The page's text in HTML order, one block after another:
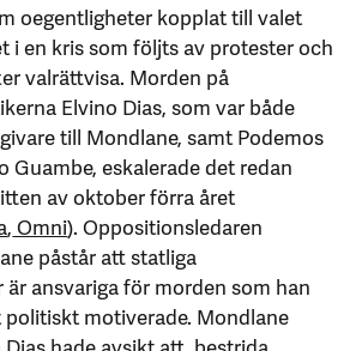
oegentligheter kopplat till valet
i en kris som följts av protester och
valrättvisa. Morden på
Elvino Dias, som var både
till Mondlane, samt Podemos
Guambe, eskalerade det redan
av oktober förra året
, Omni). Oppositionsledaren
påstår att statliga
ansvariga för morden som han
motiverade. Mondlane